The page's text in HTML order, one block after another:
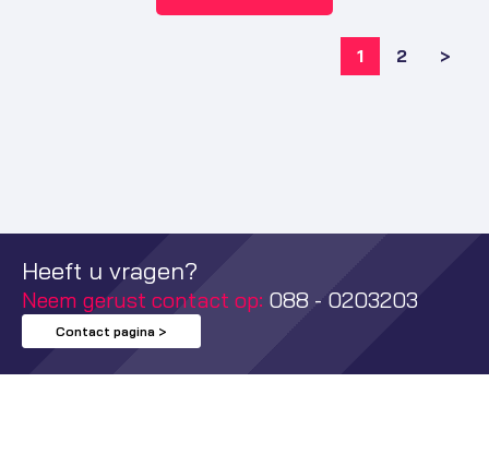
1 2 >
Heeft u vragen?
Neem gerust contact op: 088 - 0203203
Contact pagina >